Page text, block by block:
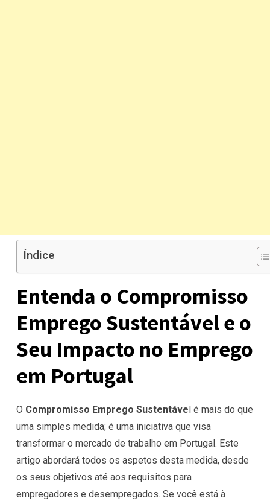
Índice
Entenda o Compromisso
Emprego Sustentável e o
Seu Impacto no Emprego
em Portugal
O Compromisso Emprego Sustentável é mais do que
uma simples medida; é uma iniciativa que visa
transformar o mercado de trabalho em Portugal. Este
artigo abordará todos os aspetos desta medida, desde
os seus objetivos até aos requisitos para
empregadores e desempregados. Se você está à